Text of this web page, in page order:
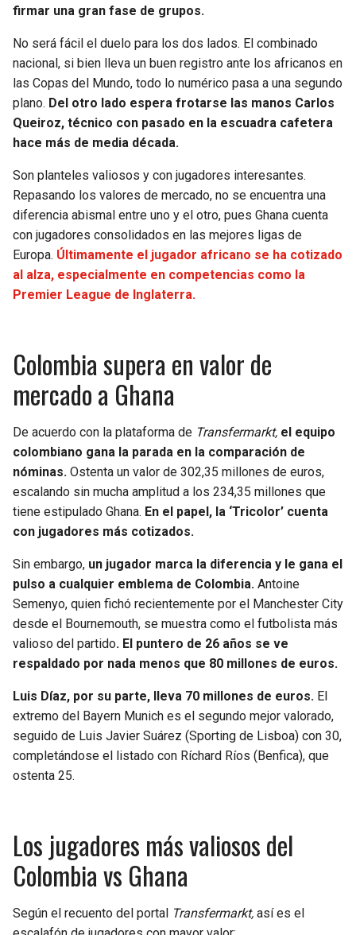
PACKERS
VIKINGS
FALCONS
PANTHERS
SAINTS
TIMBERWOLVES
THUNDER
TRAIL BLAZERS
JAZZ
firmar una gran fase de grupos.
No será fácil el duelo para los dos lados. El combinado
nacional, si bien lleva un buen registro ante los africanos en
las Copas del Mundo, todo lo numérico pasa a una segundo
plano. Del otro lado espera frotarse las manos Carlos
Queiroz, técnico con pasado en la escuadra cafetera
hace más de media década.
Son planteles valiosos y con jugadores interesantes.
Repasando los valores de mercado, no se encuentra una
diferencia abismal entre uno y el otro, pues Ghana cuenta
con jugadores consolidados en las mejores ligas de
Europa. Últimamente el jugador africano se ha cotizado
al alza, especialmente en competencias como la
Premier League de Inglaterra.
Colombia supera en valor de
mercado a Ghana
De acuerdo con la plataforma de Transfermarkt, el equipo
colombiano gana la parada en la comparación de
nóminas. Ostenta un valor de 302,35 millones de euros,
escalando sin mucha amplitud a los 234,35 millones que
tiene estipulado Ghana. En el papel, la ‘Tricolor’ cuenta
con jugadores más cotizados.
Sin embargo, un jugador marca la diferencia y le gana el
pulso a cualquier emblema de Colombia. Antoine
Semenyo, quien fichó recientemente por el Manchester City
desde el Bournemouth, se muestra como el futbolista más
valioso del partido. El puntero de 26 años se ve
respaldado por nada menos que 80 millones de euros.
Luis Díaz, por su parte, lleva 70 millones de euros. El
extremo del Bayern Munich es el segundo mejor valorado,
seguido de Luis Javier Suárez (Sporting de Lisboa) con 30,
completándose el listado con Ríchard Ríos (Benfica), que
ostenta 25.
Los jugadores más valiosos del
Colombia vs Ghana
Según el recuento del portal Transfermarkt, así es el